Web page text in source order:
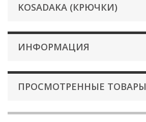
KOSADAKA (КРЮЧКИ)
ИНФОРМАЦИЯ
ПРОСМОТРЕННЫЕ ТОВАРЫ